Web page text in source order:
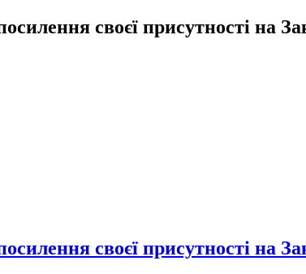
своєї присутності на
своєї присутності на